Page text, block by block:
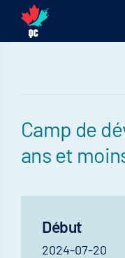
Camp de
ans et
Début
2024-07-20